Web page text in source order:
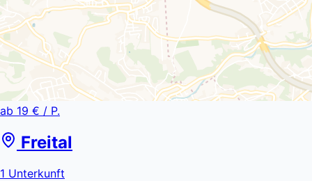
ab 19 € / P.
Freital
1 Unterkunft